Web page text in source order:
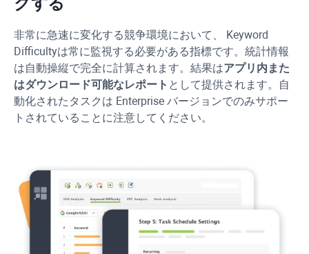
非常に急速に変化する競争環境において、 Keyword
Difficultyは常に監視する必要がある指標です。統計情報
は自動操縦で完全に計算されます。結果はアプリ内また
はダウンロード可能なレポート として提供されます。自
動化されたタスクは Enterprise バージョンでのみサポー
トされていることに注意してください。